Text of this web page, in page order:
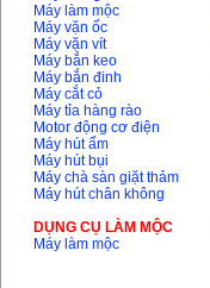
Máy làm mộc
Máy vặn ốc
Máy vặn vít
Máy bắn keo
Máy bắn đinh
Máy cắt cỏ
Máy tỉa hàng rào
Motor động cơ điện
Máy hút ẩm
Máy hút bụi
Máy chà sàn giặt thảm
Máy hút chân không
DỤNG CỤ LÀM MỘC
Máy làm mộc